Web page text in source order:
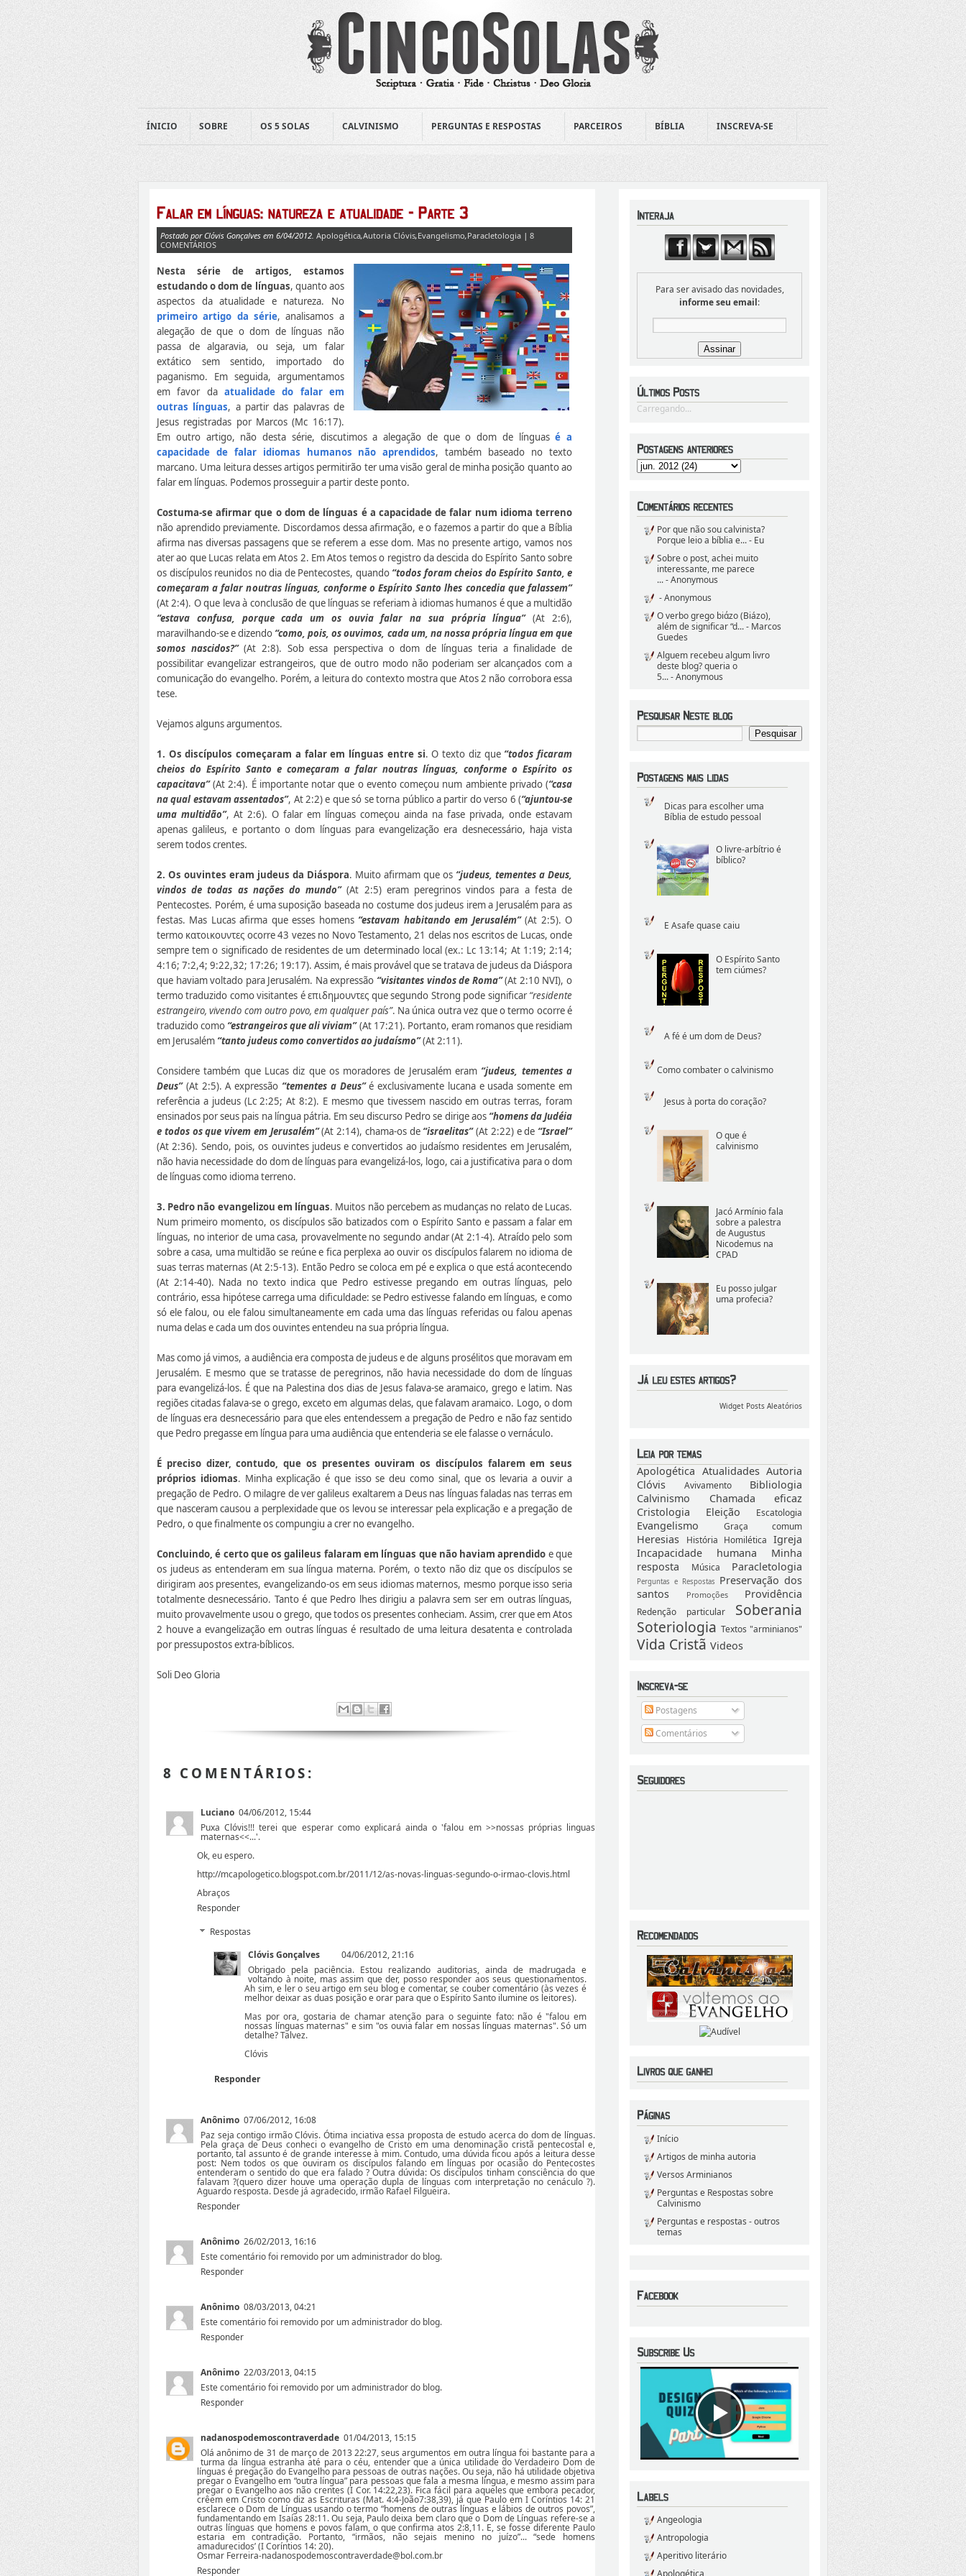
ÍNICIO SOBRE OS 5 SOLAS CALVINISMO PERGUNTAS E RESPOSTAS PARCEIROS BÍBLIA INSCREVA-SE
Para ser avisado das novidades,
informe seu email:
Carregando...
Por que não sou calvinista?
Porque leio a bíblia e...- Eu
Sobre o post, achei muito
interessante, me parece
...- Anonymous
- Anonymous
O verbo grego biάzo (Biázo),
além de significar “d...- Marcos
Guedes
Alguem recebeu algum livro
deste blog? queria o
5...- Anonymous
Dicas para escolher uma
Bíblia de estudo pessoal
O livre-arbítrio é
bíblico?
E Asafe quase caiu
O Espírito Santo
tem ciúmes?
A fé é um dom de Deus?
Como combater o calvinismo
Jesus à porta do coração?
O que é
calvinismo
Jacó Armínio fala
sobre a palestra
de Augustus
Nicodemus na
CPAD
Eu posso julgar
uma profecia?
Widget Posts Aleatórios
Apologética Atualidades Autoria
Clóvis
Avivamento
Bibliologia
Calvinismo
Chamada eficaz
Cristologia
Eleição Escatologia
Evangelismo Graça comum
Heresias História Homilética Igreja
Incapacidade humana
Minha
resposta
Música Paracletologia
Perguntas e Respostas
Preservação dos
santos
Promoções Providência
Redenção particular
Soberania
Soteriologia Textos "arminianos"
Vida Cristã Videos
Postagens
Comentários
Início
Artigos de minha autoria
Versos Arminianos
Perguntas e Respostas sobre
Calvinismo
Perguntas e respostas - outros
temas
Angeologia
Antropologia
Aperitivo literário
Apologética
Postado por Clóvis Gonçalves em 6/04/2012. Apologética,Autoria Clóvis,Evangelismo,Paracletologia | 8
COMENTÁRIOS
Nesta série de artigos, estamos
estudando o dom de línguas, quanto aos
aspectos da atualidade e natureza. No
primeiro artigo da série, analisamos a
alegação de que o dom de línguas não
passa de algaravia, ou seja, um falar
extático sem sentido, importado do
paganismo. Em seguida, argumentamos
em favor da atualidade do falar em
outras línguas, a partir das palavras de
Jesus registradas por Marcos (Mc 16:17).
Em outro artigo, não desta série, discutimos a alegação de que o dom de línguasé a
capacidade de falar idiomas humanos não aprendidos, também baseado no texto
marcano. Uma leitura desses artigos permitirão ter uma visão geral de minha posição quanto ao
falar em línguas. Podemos prosseguir a partir deste ponto.
Costuma-se afirmar que o dom de línguas é a capacidade de falar num idioma terreno
não aprendido previamente. Discordamos dessa afirmação, e o fazemos a partir do que a Bíblia
afirma nas diversas passagens que se referem a esse dom. Mas no presente artigo, vamos nos
ater ao que Lucas relata em Atos 2. Em Atos temos o registro da descida do Espírito Santo sobre
os discípulos reunidos no dia de Pentecostes, quando “todos foram cheios do Espírito Santo, e
começaram a falar noutras línguas, conforme o Espírito Santo lhes concedia que falassem”
(At 2:4). O que leva à conclusão de que línguas se referiam à idiomas humanos é que a multidão
“estava confusa, porque cada um os ouvia falar na sua próprialíngua”(At 2:6),
maravilhando-se e dizendo “como, pois, os ouvimos, cada um, na nossa própria língua em que
somos nascidos?”(At 2:8). Sob essa perspectiva o dom de línguas teria a finalidade de
possibilitar evangelizar estrangeiros, que de outro modo não poderiam ser alcançados com a
comunicação do evangelho. Porém, a leitura do contexto mostra que Atos 2 não corrobora essa
tese.
Vejamos alguns argumentos.
1. Os discípulos começaram a falar em línguas entre si. O texto diz que “todos ficaram
cheios do Espírito Santo e começaram a falar noutras línguas, conforme o Espírito os
capacitava”(At 2:4). É importante notar que o evento começou num ambiente privado (“casa
na qual estavam assentados”, At 2:2) e que só se torna público a partir do verso 6 (“ajuntou-se
uma multidão”, At 2:6). O falar em línguas começou ainda na fase privada, onde estavam
apenas galileus, e portanto o dom línguas para evangelização era desnecessário, haja vista
serem todos crentes.
2. Os ouvintes eram judeus da Diáspora. Muito afirmam que os “judeus, tementes a Deus,
vindos de todas as nações do mundo”(At 2:5) eram peregrinos vindos para a festa de
Pentecostes. Porém, é uma suposição baseada no costume dos judeus irem a Jerusalém para as
festas. Mas Lucas afirma que esses homens “estavam habitando em Jerusalém”(At 2:5). O
termo κατοικουντες ocorre 43 vezes no Novo Testamento, 21 delas nos escritos de Lucas, onde
sempre tem o significado de residentes de um determinado local (ex.: Lc 13:14; At 1:19; 2:14;
4:16; 7:2,4; 9:22,32; 17:26; 19:17). Assim, é mais provável que se tratava de judeus da Diáspora
que haviam voltado para Jerusalém. Na expressão “visitantes vindos de Roma”(At 2:10 NVI), o
termo traduzido como visitantes é επιδημουντες que segundo Strong pode significar“residente
estrangeiro, vivendo com outro povo, em qualquer país”. Na única outra vez que o termo ocorre é
traduzido como “estrangeiros que ali viviam”(At 17:21). Portanto, eram romanos que residiam
em Jerusalém “tanto judeus como convertidos ao judaísmo”(At 2:11).
Considere também que Lucas diz que os moradores de Jerusalém eram “judeus, tementes a
Deus”(At 2:5). A expressão “tementes a Deus”é exclusivamente lucana e usada somente em
referência a judeus (Lc 2:25; At 8:2). E mesmo que tivessem nascido em outras terras, foram
ensinados por seus pais na língua pátria. Em seu discurso Pedro se dirige aos “homens da Judéia
e todos os que vivem em Jerusalém”(At 2:14), chama-os de “israelitas”(At 2:22) e de “Israel”
(At 2:36). Sendo, pois, os ouvintes judeus e convertidos ao judaísmo residentes em Jerusalém,
não havia necessidade do dom de línguas para evangelizá-los, logo, cai a justificativa para o dom
de línguas como idioma terreno.
3. Pedro não evangelizou em línguas. Muitos não percebem as mudanças no relato de Lucas.
Num primeiro momento, os discípulos são batizados com o Espírito Santo e passam a falar em
línguas, no interior de uma casa, provavelmente no segundo andar (At 2:1-4). Atraído pelo som
sobre a casa, uma multidão se reúne e fica perplexa ao ouvir os discípulos falarem no idioma de
suas terras maternas (At 2:5-13). Então Pedro se coloca em pé e explica o que está acontecendo
(At 2:14-40). Nada no texto indica que Pedro estivesse pregando em outras línguas, pelo
contrário, essa hipótese carrega uma dificuldade: se Pedro estivesse falando em línguas, e como
só ele falou, ou ele falou simultaneamente em cada uma das línguas referidas ou falou apenas
numa delas e cada um dos ouvintes entendeu na sua própria língua.
Mas como já vimos, a audiência era composta de judeus e de alguns prosélitos que moravam em
Jerusalém. E mesmo que se tratasse de peregrinos, não havia necessidade do dom de línguas
para evangelizá-los. É que na Palestina dos dias de Jesus falava-se aramaico, grego e latim. Nas
regiões citadas falava-se o grego, exceto em algumas delas, que falavam aramaico. Logo, o dom
de línguas era desnecessário para que eles entendessem a pregação de Pedro e não faz sentido
que Pedro pregasse em língua para uma audiência que entenderia se ele falasse o vernáculo.
É preciso dizer, contudo, que os presentes ouviram os discípulos falarem em seus
próprios idiomas. Minha explicação é que isso se deu como sinal, que os levaria a ouvir a
pregação de Pedro. O milagre de ver galileus exaltarem a Deus nas línguas faladas nas terras em
que nasceram causou a perplexidade que os levou se interessar pela explicação e a pregação de
Pedro, o que finalmente os compungiu a crer no evangelho.
Concluindo, é certo que os galileus falaram em línguas que não haviam aprendido e que
os judeus as entenderam em sua língua materna. Porém, o texto não diz que os discípulos se
dirigiram aos presentes, evangelizando-os em seus idiomas maternos, mesmo porque isso seria
totalmente desnecessário. Tanto é que Pedro lhes dirigiu a palavra sem ser em outras línguas,
muito provavelmente usou o grego, que todos os presentes conheciam. Assim, crer que em Atos
2 houve a evangelização em outras línguas é resultado de uma leitura desatenta e controlada
por pressupostos extra-bíblicos.
Soli Deo Gloria
8 COMENTÁRIOS:
Luciano 04/06/2012, 15:44
Puxa Clóvis!!! terei que esperar como explicará ainda o 'falou em >>nossas próprias linguas
maternas<<...'.
Ok, eu espero.
http://mcapologetico.blogspot.com.br/2011/12/as-novas-linguas-segundo-o-irmao-clovis.html
Abraços
Responder
Respostas
Clóvis Gonçalves
04/06/2012, 21:16
Obrigado pela paciência. Estou realizando auditorias, ainda de madrugada e
voltando à noite, mas assim que der, posso responder aos seus questionamentos.
Ah sim, e ler o seu artigo em seu blog e comentar, se couber comentário (às vezes é
melhor deixar as duas posição e orar para que o Espírito Santo ilumine os leitores).
Mas por ora, gostaria de chamar atenção para o seguinte fato: não é "falou em
nossas línguas maternas" e sim "os ouvia falar em nossas línguas maternas". Só um
detalhe? Talvez.
Clóvis
Responder
Anônimo 07/06/2012, 16:08
Paz seja contigo irmão Clóvis. Ótima inciativa essa proposta de estudo acerca do dom de línguas.
Pela graça de Deus conheci o evangelho de Cristo em uma denominação cristã pentecostal e,
portanto, tal assunto é de grande interesse à mim. Contudo, uma dúvida ficou após a leitura desse
post: Nem todos os que ouviram os discípulos falando em línguas por ocasião do Pentecostes
entenderam o sentido do que era falado ? Outra dúvida: Os discípulos tinham consciência do que
falavam ?(quero dizer houve uma operação dupla de línguas com interpretação no cenáculo ?).
Aguardo resposta. Desde já agradecido, irmão Rafael Filgueira.
Responder
Anônimo 26/02/2013, 16:16
Este comentário foi removido por um administrador do blog.
Responder
Anônimo 08/03/2013, 04:21
Este comentário foi removido por um administrador do blog.
Responder
Anônimo 22/03/2013, 04:15
Este comentário foi removido por um administrador do blog.
Responder
nadanospodemoscontraverdade 01/04/2013, 15:15
Olá anônimo de 31 de março de 2013 22:27, seus argumentos em outra língua foi bastante para a
turma da língua estranha até para o céu, entender que a única utilidade do Verdadeiro Dom de
línguas é pregação do Evangelho para pessoas de outras nações. Ou seja, não há utilidade objetiva
pregar o Evangelho em “outra língua” para pessoas que fala a mesma língua, e mesmo assim para
pregar o Evangelho aos não crentes (I Cor. 14:22,23). Fica fácil para aqueles que embora pecador,
crêem em Cristo como diz as Escrituras (Mat. 4:4-João7:38,39), já que Paulo em I Coríntios 14: 21
esclarece o Dom de Línguas usando o termo “homens de outras línguas e lábios de outros povos”,
fundamentando em Isaías 28:11. Ou seja, Paulo deixa bem claro que o Dom de Línguas refere-se a
outras línguas que homens e povos falam, o que confirma atos 2:8,11. E, se fosse diferente Paulo
estaria em contradição. Portanto, “irmãos, não sejais menino no juízo”... “sede homens
amadurecidos’ (I Coríntios 14: 20).
Osmar Ferreira-nadanospodemoscontraverdade@bol.com.br
Responder